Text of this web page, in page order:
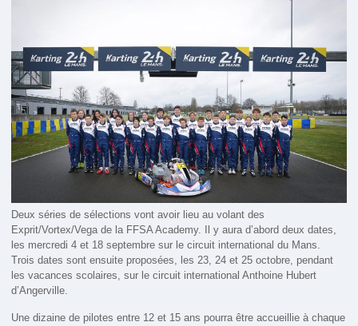
Deux séries de sélections vont avoir lieu au volant des
Exprit/Vortex/Vega de la FFSA Academy. Il y aura d’abord deux dates,
les mercredi 4 et 18 septembre sur le circuit international du Mans.
Trois dates sont ensuite proposées, les 23, 24 et 25 octobre, pendant
les vacances scolaires, sur le circuit international Anthoine Hubert
d’Angerville.
Une dizaine de pilotes entre 12 et 15 ans pourra être accueillie à chaque